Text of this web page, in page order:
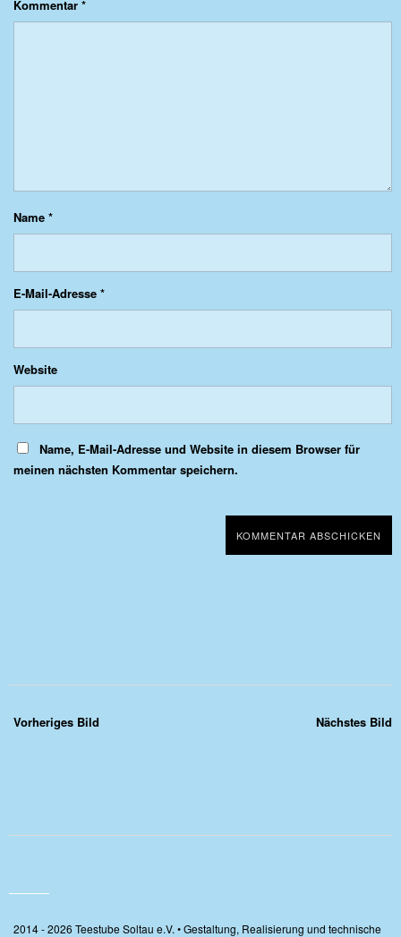
Kommentar *
Name *
E-Mail-Adresse *
Website
Name, E-Mail-Adresse und Website in diesem Browser für
meinen nächsten Kommentar speichern.
Nächstes Bild
Vorheriges Bild
2014 - 2026 Teestube Soltau e.V. • Gestaltung, Realisierung und technische